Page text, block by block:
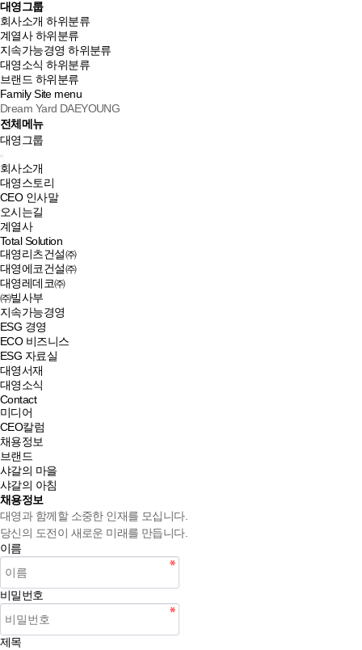
대영그룹
회사소개 하위분류
계열사 하위분류
지속가능경영 하위분류
대영소식 하위분류
브랜드 하위분류
Family Site menu
Dream Yard DAEYOUNG
전체메뉴
대영그룹
회사소개
대영스토리
CEO 인사말
오시는길
계열사
Total Solution
대영리츠건설㈜
대영에코건설㈜
대영레데코㈜
㈜빌사부
지속가능경영
ESG 경영
ECO 비즈니스
ESG 자료실
대영서재
대영소식
Contact
미디어
CEO칼럼
채용정보
브랜드
샤갈의 마을
샤갈의 아침
채용정보
대영과 함께할 소중한 인재를 모십니다.
당신의 도전이 새로운 미래를 만듭니다.
이름
비밀번호
제목